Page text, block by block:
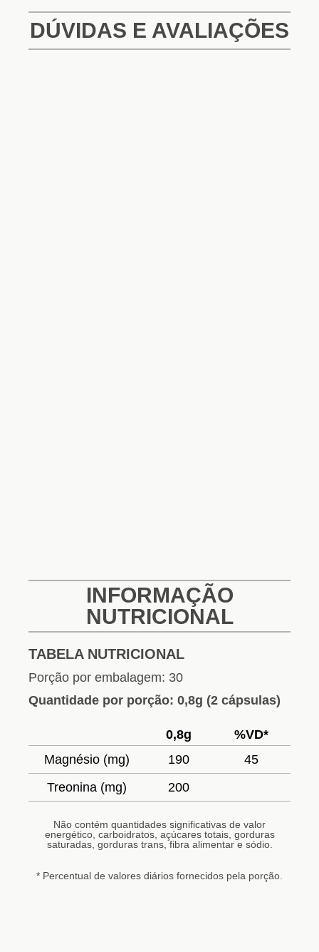
DÚVIDAS E AVALIAÇÕES
INFORMAÇÃO
NUTRICIONAL
TABELA NUTRICIONAL
Porção por embalagem: 30
Quantidade por porção: 0,8g (2 cápsulas)
0,8g
%VD*
Magnésio (mg)
190
45
Treonina (mg)
200
Não contém quantidades significativas de valor
energético, carboidratos, açúcares totais, gorduras
saturadas, gorduras trans, fibra alimentar e sódio.
* Percentual de valores diários fornecidos pela porção.